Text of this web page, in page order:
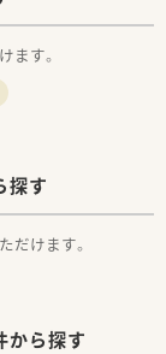
ます。
探す
だけます。
から探す